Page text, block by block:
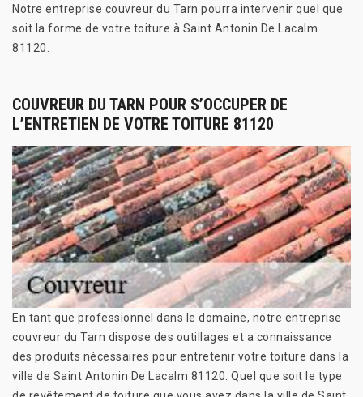
Notre entreprise couvreur du Tarn pourra intervenir quel que
soit la forme de votre toiture à Saint Antonin De Lacalm
81120.
COUVREUR DU TARN POUR S’OCCUPER DE
L’ENTRETIEN DE VOTRE TOITURE 81120
En tant que professionnel dans le domaine, notre entreprise
couvreur du Tarn dispose des outillages et a connaissance
des produits nécessaires pour entretenir votre toiture dans la
ville de Saint Antonin De Lacalm 81120. Quel que soit le type